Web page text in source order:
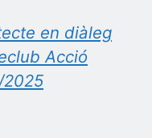
en diàleg
Acció
2025